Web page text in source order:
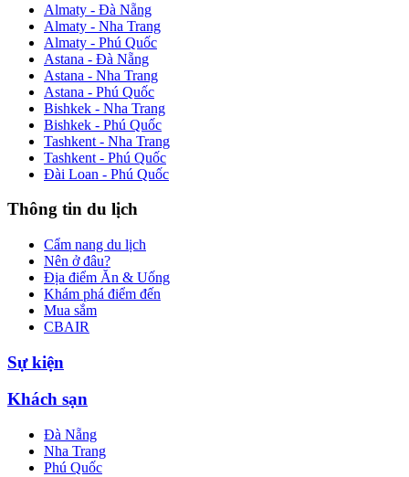
Almaty - Đà Nẵng
Almaty - Nha Trang
Almaty - Phú Quốc
Astana - Đà Nẵng
Astana - Nha Trang
Astana - Phú Quốc
Bishkek - Nha Trang
Bishkek - Phú Quốc
Tashkent - Nha Trang
Tashkent - Phú Quốc
Đài Loan - Phú Quốc
Thông tin du lịch
Cẩm nang du lịch
Nên ở đâu?
Địa điểm Ăn & Uống
Khám phá điểm đến
Mua sắm
CBAIR
Sự kiện
Khách sạn
Đà Nẵng
Nha Trang
Phú Quốc